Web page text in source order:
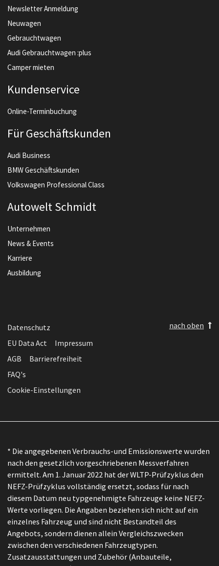
Newsletter Anmeldung
Neuwagen
Gebrauchtwagen
Audi Gebrauchtwagen :plus
Camper mieten
Kundenservice
Online-Terminbuchung
Für Geschäftskunden
Audi Business
BMW Geschäftskunden
Volkswagen Professional Class
Autowelt Schmidt
Unternehmen
News & Events
Karriere
Ausbildung
Datenschutz
EU Data Act
Impressum
AGB
Barrierefreiheit
FAQ's
Cookie-Einstellungen
nach oben
* Die angegebenen Verbrauchs-und Emissionswerte wurden
nach den gesetzlich vorgeschriebenen Messverfahren
ermittelt. Am 1. Januar 2022 hat der WLTP-Prüfzyklus den
NEFZ-Prüfzyklus vollständig ersetzt, sodass für nach
diesem Datum neu typgenehmigte Fahrzeuge keine NEFZ-
Werte vorliegen. Die Angaben beziehen sich nicht auf ein
einzelnes Fahrzeug und sind nicht Bestandteil des
Angebots, sondern dienen allein Vergleichszwecken
zwischen den verschiedenen Fahrzeugtypen.
Zusatzausstattungen und Zubehör (Anbauteile,